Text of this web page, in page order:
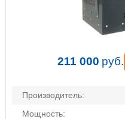
211 000 руб.
Производитель:
Мощность: